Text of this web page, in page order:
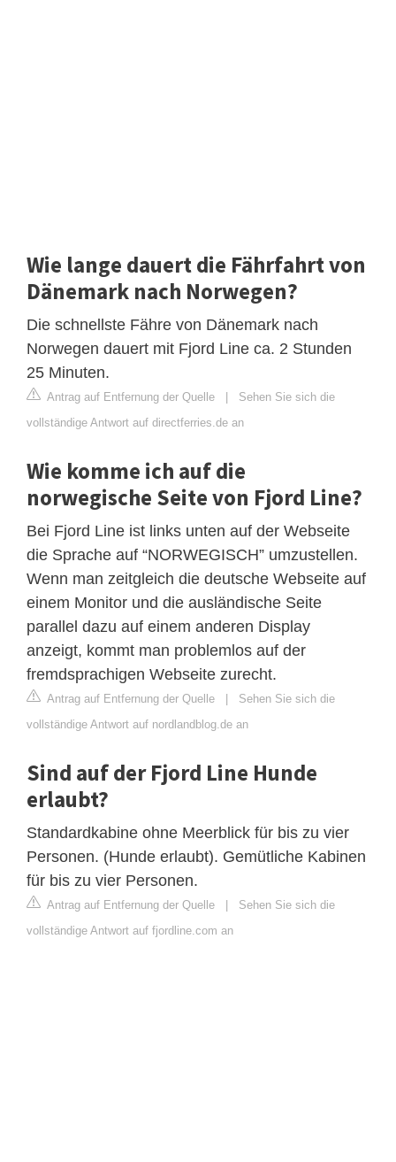
Wie lange dauert die Fährfahrt von
Dänemark nach Norwegen?
Die schnellste Fähre von Dänemark nach
Norwegen dauert mit Fjord Line ca. 2 Stunden
25 Minuten.
Antrag auf Entfernung der Quelle | Sehen Sie sich die
vollständige Antwort auf directferries.de an
Wie komme ich auf die
norwegische Seite von Fjord Line?
Bei Fjord Line ist links unten auf der Webseite
die Sprache auf “NORWEGISCH” umzustellen.
Wenn man zeitgleich die deutsche Webseite auf
einem Monitor und die ausländische Seite
parallel dazu auf einem anderen Display
anzeigt, kommt man problemlos auf der
fremdsprachigen Webseite zurecht.
Antrag auf Entfernung der Quelle | Sehen Sie sich die
vollständige Antwort auf nordlandblog.de an
Sind auf der Fjord Line Hunde
erlaubt?
Standardkabine ohne Meerblick für bis zu vier
Personen. (Hunde erlaubt). Gemütliche Kabinen
für bis zu vier Personen.
Antrag auf Entfernung der Quelle | Sehen Sie sich die
vollständige Antwort auf fjordline.com an